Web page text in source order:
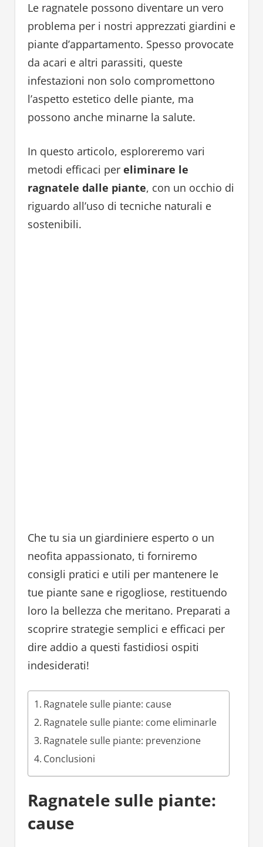
Le ragnatele possono diventare un vero
problema per i nostri apprezzati giardini e
piante d’appartamento. Spesso provocate
da acari e altri parassiti, queste
infestazioni non solo compromettono
l’aspetto estetico delle piante, ma
possono anche minarne la salute.
In questo articolo, esploreremo vari
metodi efficaci per eliminare le
ragnatele dalle piante, con un occhio di
riguardo all’uso di tecniche naturali e
sostenibili.
Che tu sia un giardiniere esperto o un
neofita appassionato, ti forniremo
consigli pratici e utili per mantenere le
tue piante sane e rigogliose, restituendo
loro la bellezza che meritano. Preparati a
scoprire strategie semplici e efficaci per
dire addio a questi fastidiosi ospiti
indesiderati!
Ragnatele sulle piante: cause
Ragnatele sulle piante: come eliminarle
Ragnatele sulle piante: prevenzione
Conclusioni
Ragnatele sulle piante:
cause